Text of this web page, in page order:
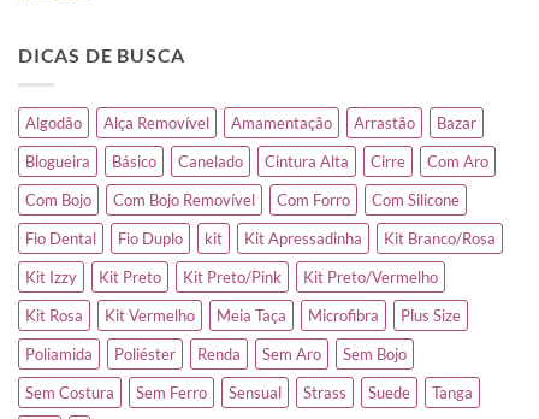
DICAS DE BUSCA
Algodão Alça Removível Amamentação Arrastão
Bazar
Blogueira
Básico Canelado Cintura Alta Cirre
Com Aro
Com Bojo
Com Bojo Removível Com Forro
Com Silicone
Fio Dental
Fio Duplo kit Kit Apressadinha
Kit Branco/Rosa
Kit Izzy
Kit Preto Kit Preto/Pink
Kit Preto/Vermelho
Kit Rosa
Kit Vermelho Meia Taça Microfibra
Plus Size
Poliamida
Poliéster Renda Sem Aro
Sem Bojo
Sem Costura
Sem Ferro Sensual Strass Suede
Tanga